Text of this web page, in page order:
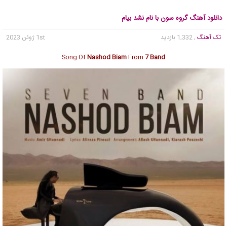
دانلود آهنگ گروه سون با نام نشد بیام
تک آهنگ , 1,332 بازدید
1st ژوئن 2023
Song OfNashod BiamFrom 7 Band